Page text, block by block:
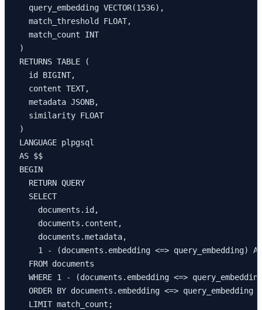
  query_embedding VECTOR(1536),
  match_threshold FLOAT,
  match_count INT
)
RETURNS TABLE (
  id BIGINT,
  content TEXT,
  metadata JSONB,
  similarity FLOAT
)
LANGUAGE plpgsql
AS $$
BEGIN
  RETURN QUERY
  SELECT
    documents.id,
    documents.content,
    documents.metadata,
1 - (documents.embedding <=> query_embedding)
  FROM documents
WHERE 1 - (documents.embedding <=>
  ORDER BY documents.embedding <=> query_embedding
  LIMIT match_count;